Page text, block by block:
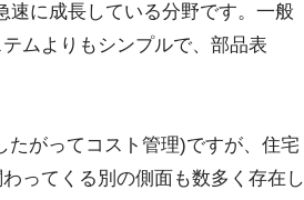
速に成長している分野です。一般
ムよりもシンプルで、部品表
がってコスト管理)ですが、住宅
ってくる別の側面も数多く存在し